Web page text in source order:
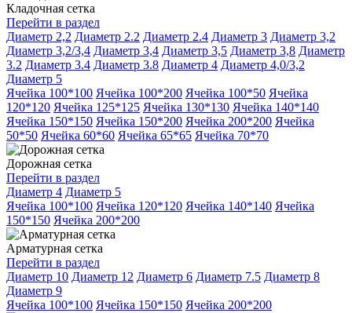
Кладочная сетка
Перейти в раздел
Диаметр 2,2 Диаметр 2.2 Диаметр 2.4 Диаметр 3 Диаметр 3,2
Диаметр 3,2/3,4 Диаметр 3,4 Диаметр 3,5 Диаметр 3,8 Диаметр
3.2 Диаметр 3.4 Диаметр 3.8 Диаметр 4 Диаметр 4,0/3,2
Диаметр 5
Ячейка 100*100 Ячейка 100*200 Ячейка 100*50 Ячейка
120*120 Ячейка 125*125 Ячейка 130*130 Ячейка 140*140
Ячейка 150*150 Ячейка 150*200 Ячейка 200*200 Ячейка
50*50 Ячейка 60*60 Ячейка 65*65 Ячейка 70*70
Дорожная сетка
Перейти в раздел
Диаметр 4 Диаметр 5
Ячейка 100*100 Ячейка 120*120 Ячейка 140*140 Ячейка
150*150 Ячейка 200*200
Арматурная сетка
Перейти в раздел
Диаметр 10 Диаметр 12 Диаметр 6 Диаметр 7.5 Диаметр 8
Диаметр 9
Ячейка 100*100 Ячейка 150*150 Ячейка 200*200